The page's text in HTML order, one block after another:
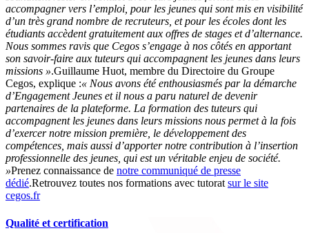
accompagner vers l’emploi, pour les jeunes qui sont mis en visibilité
d’un très grand nombre de recruteurs, et pour les écoles dont les
étudiants accèdent gratuitement aux offres de stages et d’alternance.
Nous sommes ravis que Cegos s’engage à nos côtés en apportant
son savoir-faire aux tuteurs qui accompagnent les jeunes dans leurs
missions ».Guillaume Huot, membre du Directoire du Groupe
Cegos, explique :« Nous avons été enthousiasmés par la démarche
d’Engagement Jeunes et il nous a paru naturel de devenir
partenaires de la plateforme. La formation des tuteurs qui
accompagnent les jeunes dans leurs missions nous permet à la fois
d’exercer notre mission première, le développement des
compétences, mais aussi d’apporter notre contribution à l’insertion
professionnelle des jeunes, qui est un véritable enjeu de société.
»Prenez connaissance de notre communiqué de presse
dédié.Retrouvez toutes nos formations avec tutorat sur le site
cegos.fr
Qualité et certification